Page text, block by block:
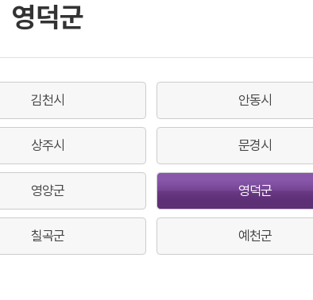
영덕군
김천시 안동시
상주시 문경시
영양군 영덕군
칠곡군 예천군